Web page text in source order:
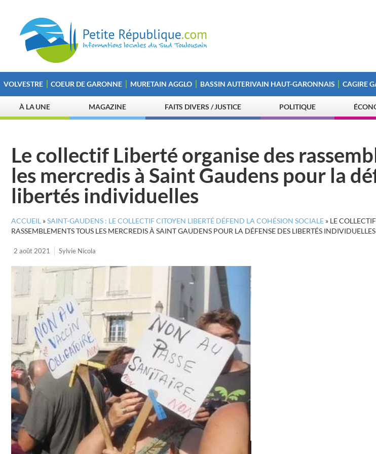
VOLVESTRE COEUR DE GARONNE MURETAIN AGGLO BASSIN AUTERIVAIN HAUT-GARONNAIS CAGIRE
À LA UNE MAGAZINE FAITS DIVERS / JUSTICE POLITIQUE
Le collectif Liberté organise des
les mercredis à Saint Gaudens pour la
libertés individuelles
ACCUEIL »SAINT-GAUDENS : LE COLLECTIF CITOYEN LIBERTÉ DÉFEND LA COHÉSION SOCIALE » LE
RASSEMBLEMENTS TOUS LES MERCREDIS À SAINT GAUDENS POUR LA DÉFENSE DES LIBERTÉS INDIVIDUELLES
2 août 2021 Sylvie Nicola